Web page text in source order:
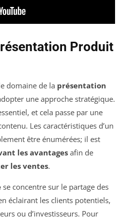
Produit
domaine de la présentation
une approche stratégique.
et cela passe par une
Les caractéristiques d’un
être énumérées; il est
les avantages afin de
les ventes.
se concentre sur le partage des
éclairant les clients potentiels,
ou d’investisseurs. Pour